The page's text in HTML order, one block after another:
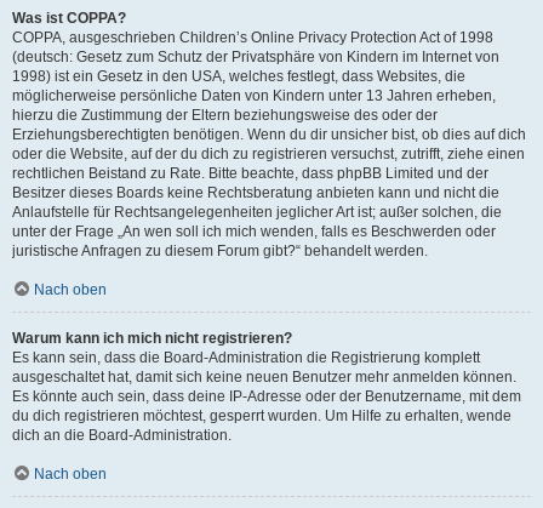
Was ist COPPA?
COPPA, ausgeschrieben Children’s Online Privacy Protection Act of 1998
(deutsch: Gesetz zum Schutz der Privatsphäre von Kindern im Internet von
1998) ist ein Gesetz in den USA, welches festlegt, dass Websites, die
möglicherweise persönliche Daten von Kindern unter 13 Jahren erheben,
hierzu die Zustimmung der Eltern beziehungsweise des oder der
Erziehungsberechtigten benötigen. Wenn du dir unsicher bist, ob dies auf dich
oder die Website, auf der du dich zu registrieren versuchst, zutrifft, ziehe einen
rechtlichen Beistand zu Rate. Bitte beachte, dass phpBB Limited und der
Besitzer dieses Boards keine Rechtsberatung anbieten kann und nicht die
Anlaufstelle für Rechtsangelegenheiten jeglicher Art ist; außer solchen, die
unter der Frage „An wen soll ich mich wenden, falls es Beschwerden oder
juristische Anfragen zu diesem Forum gibt?“ behandelt werden.
Nach oben
Warum kann ich mich nicht registrieren?
Es kann sein, dass die Board-Administration die Registrierung komplett
ausgeschaltet hat, damit sich keine neuen Benutzer mehr anmelden können.
Es könnte auch sein, dass deine IP-Adresse oder der Benutzername, mit dem
du dich registrieren möchtest, gesperrt wurden. Um Hilfe zu erhalten, wende
dich an die Board-Administration.
Nach oben